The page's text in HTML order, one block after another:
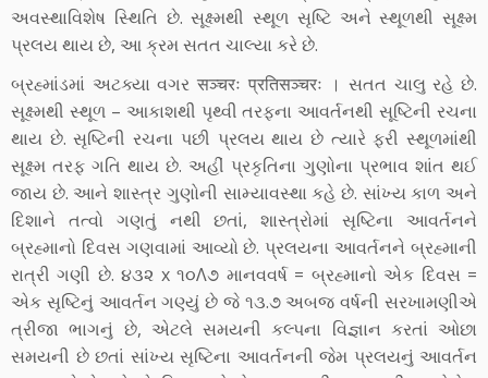
અવસ્થાવિશેષ સ્થિતિ છે. સૂક્ષ્મથી સ્થૂળ સૃષ્ટિ અને સ્થૂળથી સૂક્ષ્મ
પ્રલય થાય છે, આ ક્રમ સતત ચાલ્યા કરે છે.
બ્રહ્માંડમાં અટક્યા વગર सञ्चरः प्रतिसञ्चरः । સતત ચાલુ રહે છે.
સૂક્ષ્મથી સ્થૂળ – આકાશથી પૃથ્વી તરફના આવર્તનથી સૂષ્ટિની રચના
થાય છે. સૃષ્ટિની રચના પછી પ્રલય થાય છે ત્યારે ફરી સ્થૂળમાંથી
સૂક્ષ્મ તરફ ગતિ થાય છે. અહીં પ્રકૃતિના ગુણોના પ્રભાવ શાંત થઈ
જાય છે. આને શાસ્ત્ર ગુણોની સામ્યાવસ્થા કહે છે. સાંખ્ય કાળ અને
દિશાને તત્વો ગણતું નથી છતાં, શાસ્ત્રોમાં સૃષ્ટિના આવર્તનને
બ્રહ્માનો દિવસ ગણવામાં આવ્યો છે. પ્રલયના આવર્તનને બ્રહ્માની
રાત્રી ગણી છે. ૪૩૨ x ૧૦Λ૭ માનવવર્ષ = બ્રહ્માનો એક દિવસ =
એક સૃષ્ટિનું આવર્તન ગણ્યું છે જે ૧૩.૭ અબજ વર્ષની સરખામણીએ
ત્રીજા ભાગનું છે, એટલે સમયની કલ્પના વિજ્ઞાન કરતાં ઓછા
સમયની છે છતાં સાંખ્ય સૃષ્ટિના આવર્તનની જેમ પ્રલયનું આવર્તન